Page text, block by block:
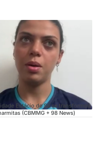
Estácio de Sá se transformou
(CBMMG + 98 News)